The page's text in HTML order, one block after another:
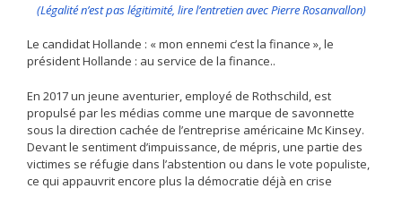
(Légalité n’est pas légitimité, lire l’entretien avec Pierre Rosanvallon)
Le candidat Hollande : « mon ennemi c’est la finance », le
président Hollande : au service de la finance..
En 2017 un jeune aventurier, employé de Rothschild, est
propulsé par les médias comme une marque de savonnette
sous la direction cachée de l’entreprise américaine Mc Kinsey.
Devant le sentiment d’impuissance, de mépris, une partie des
victimes se réfugie dans l’abstention ou dans le vote populiste,
ce qui appauvrit encore plus la démocratie déjà en crise